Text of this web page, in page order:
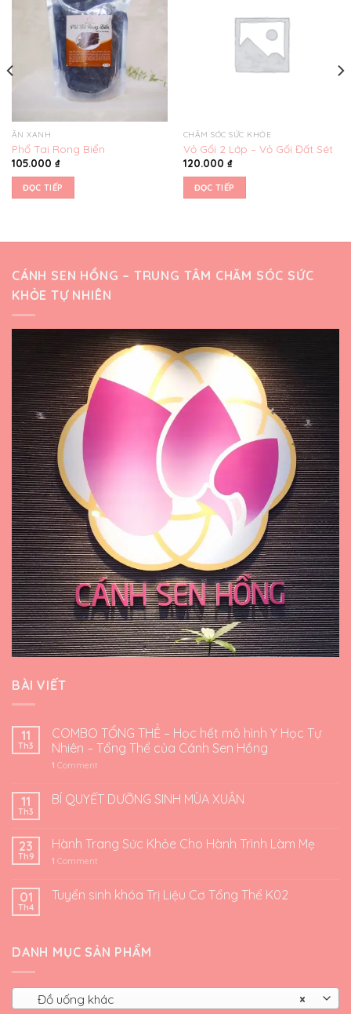
ĂN XANH
Phổ Tai Rong Biển
105.000 ₫
ĐỌC TIẾP
CHĂM SÓC SỨC KHỎE
Vỏ Gối 2 Lớp – Vỏ Gối Đất Sét
120.000 ₫
ĐỌC TIẾP
CÁNH SEN HỒNG – TRUNG TÂM CHĂM SÓC SỨC
KHỎE TỰ NHIÊN
BÀI VIẾT
11
Th3
COMBO TỔNG THỂ – Học hết mô hình Y Học Tự
Nhiên – Tổng Thể của Cánh Sen Hồng
1 Comment
11
Th3
BÍ QUYẾT DƯỠNG SINH MÙA XUÂN
23
Th9
Hành Trang Sức Khỏe Cho Hành Trình Làm Mẹ
1 Comment
01
Th4
Tuyển sinh khóa Trị Liệu Cơ Tổng Thể K02
DANH MỤC SẢN PHẨM
×
Đồ uống khác